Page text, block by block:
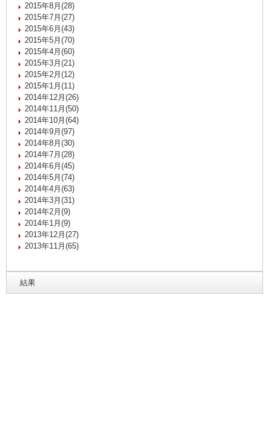
2015年8月(28)
2015年7月(27)
2015年6月(43)
2015年5月(70)
2015年4月(60)
2015年3月(21)
2015年2月(12)
2015年1月(11)
2014年12月(26)
2014年11月(50)
2014年10月(64)
2014年9月(97)
2014年8月(30)
2014年7月(28)
2014年6月(45)
2014年5月(74)
2014年4月(63)
2014年3月(31)
2014年2月(9)
2014年1月(9)
2013年12月(27)
2013年11月(65)
結果